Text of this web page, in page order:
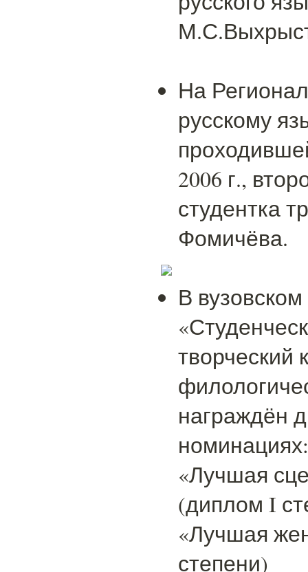
На
русскому
2006 г.,
студентка
Фомичёва.
В
творческий
награждён
номинациях:
«Лучшая
(диплом I
«Лучшая
степени)